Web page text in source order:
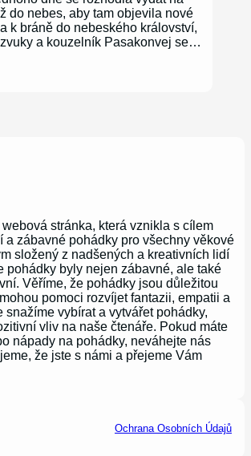
do nebes, aby tam objevila nové
k bráně do nebeského království,
a kouzelník Pasakonvej se…
stránka, která vznikla s cílem
a zábavné pohádky pro všechny věkové
složený z nadšených a kreativních lidí
pohádky byly nejen zábavné, ale také
Věříme, že pohádky jsou důležitou
pomoci rozvíjet fantazii, empatii a
snažíme vybírat a vytvářet pohádky,
vliv na naše čtenáře. Pokud máte
nápady na pohádky, neváhejte nás
že jste s námi a přejeme Vám
Ochrana Osobních Údajů